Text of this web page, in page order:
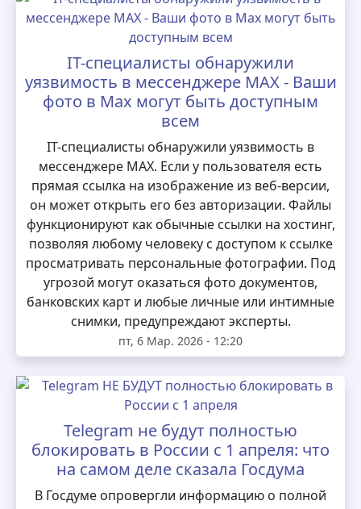
IT-специалисты обнаружили
уязвимость в мессенджере MAX - Ваши
фото в Max могут быть доступным
всем
IT-специалисты обнаружили уязвимость в
мессенджере MAX. Если у пользователя есть
прямая ссылка на изображение из веб-версии,
он может открыть его без авторизации. Файлы
функционируют как обычные ссылки на хостинг,
позволяя любому человеку с доступом к ссылке
просматривать персональные фотографии. Под
угрозой могут оказаться фото документов,
банковских карт и любые личные или интимные
снимки, предупреждают эксперты.
пт, 6 Мар. 2026 - 12:20
Telegram не будут полностью
блокировать в России с 1 апреля: что
на самом деле сказала Госдума
В Госдуме опровергли информацию о полной